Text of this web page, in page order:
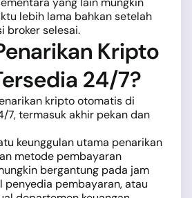
lebih lama bahkan setelah
broker selesai.
Kripto
24/7?
kripto otomatis di
7, termasuk akhir pekan dan
keunggulan utama penarikan
metode pembayaran
bergantung pada jam
penyedia pembayaran, atau